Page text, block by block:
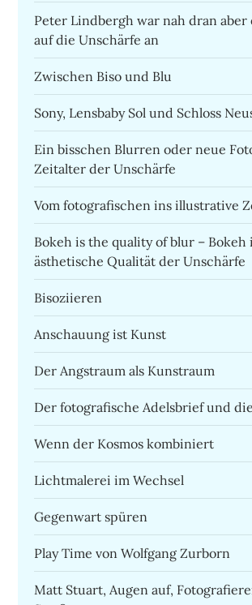
Peter Lindbergh war nah dran aber
auf die Unschärfe an
Zwischen Biso und Blu
Sony, Lensbaby Sol und Schloss
Ein bisschen Blurren oder neue
Zeitalter der Unschärfe
Vom fotografischen ins illustrative
Bokeh is the quality of blur – Bokeh
ästhetische Qualität der Unschärfe
Bisoziieren
Anschauung ist Kunst
Der Angstraum als Kunstraum
Der fotografische Adelsbrief und
Wenn der Kosmos kombiniert
Lichtmalerei im Wechsel
Gegenwart spüren
Play Time von Wolfgang Zurborn
Matt Stuart, Augen auf,